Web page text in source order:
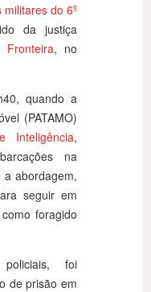
militares do 6º
da justiça
Fronteira, no
quando a
(PATAMO)
Inteligência,
na
abordagem,
seguir em
foragido
foi
de prisão em